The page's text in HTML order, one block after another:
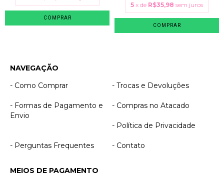
COMPRAR
5 x de R$35,98 sem juros
COMPRAR
NAVEGAÇÃO
- Como Comprar
- Trocas e Devoluções
- Formas de Pagamento e
Envio
- Compras no Atacado
- Política de Privacidade
- Perguntas Frequentes - Contato
MEIOS DE PAGAMENTO